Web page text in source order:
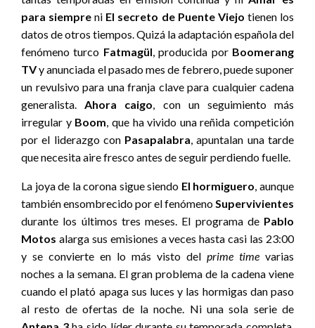
para siempre ni El secreto de Puente Viejo tienen los
datos de otros tiempos. Quizá la adaptación española del
fenómeno turco Fatmagül , producida por Boomerang
TVy anunciada el pasado mes de febrero, puede suponer
un revulsivo para una franja clave para cualquier cadena
generalista. Ahora caigo , con un seguimiento más
irregular y Boom , que ha vivido una reñida competición
por el liderazgo con Pasapalabra , apuntalan una tarde
que necesita aire fresco antes de seguir perdiendo fuelle.
La joya de la corona sigue siendo El hormiguero , aunque
también ensombrecido por el fenómeno Supervivientes
durante los últimos tres meses. El programa de Pablo
Motos alarga sus emisiones a veces hasta casi las 23:00
y se convierte en lo más visto del prime time varias
noches a la semana. El gran problema de la cadena viene
cuando el plató apaga sus luces y las hormigas dan paso
al resto de ofertas de la noche. Ni una sola serie de